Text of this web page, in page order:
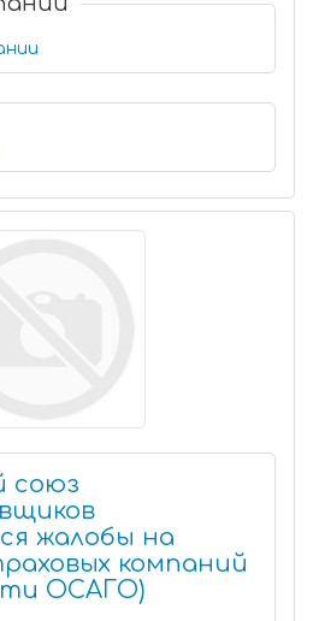
союз
жалобы на
компаний
ОСАГО)